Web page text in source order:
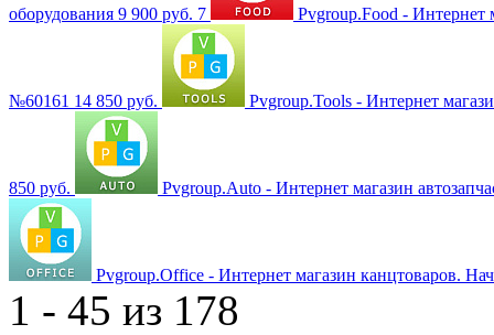
оборудования 9 900 руб. 7 Pvgroup.Food - Интернет
№60161 14 850 руб. Pvgroup.Tools - Интернет
850 руб. Pvgroup.Auto - Интернет магазин
Pvgroup.Office - Интернет магазин канцтоваров.
1 - 45 из 178